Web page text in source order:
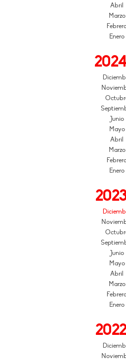
Abril
Marzo
Enero
Junio
Mayo
Abril
Marzo
Enero
2023
Junio
Mayo
Abril
Marzo
Enero
2022